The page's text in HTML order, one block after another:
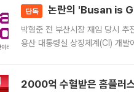
단독 논란의 'Busan is
박형준 전 부산시장 재임 당시
용산 대통령실 상징체계(CI) 개
2000억 수혈받은 홈플러